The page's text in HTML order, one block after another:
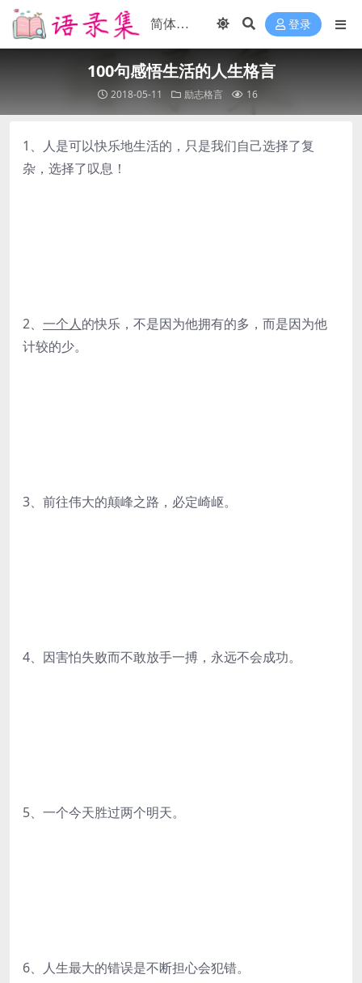
登录
100句感悟生活的人生格言
2018-05-11 励志格言 16
1、人是可以快乐地生活的，只是我们自己选择了复
杂，选择了叹息！
2、 一个人的快乐，不是因为他拥有的多，而是因为他
计较的少。
3、前往伟大的颠峰之路，必定崎岖。
4、因害怕失败而不敢放手一搏，永远不会成功。
5、一个今天胜过两个明天。
6、人生最大的错误是不断担心会犯错。